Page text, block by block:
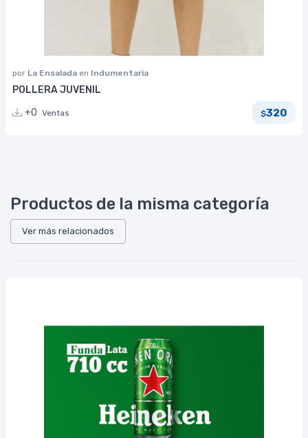
por La Ensalada en Indumentaria
POLLERA JUVENIL
+0 Ventas $320
Productos de la misma categoría
Ver más relacionados